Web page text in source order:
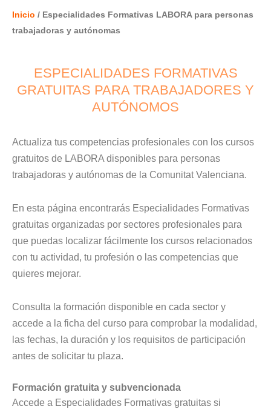
Inicio / Especialidades Formativas LABORA para personas
trabajadoras y autónomas
ESPECIALIDADES FORMATIVAS
GRATUITAS PARA TRABAJADORES Y
AUTÓNOMOS
Actualiza tus competencias profesionales con los cursos
gratuitos de LABORA disponibles para personas
trabajadoras y autónomas de la Comunitat Valenciana.
En esta página encontrarás Especialidades Formativas
gratuitas organizadas por sectores profesionales para
que puedas localizar fácilmente los cursos relacionados
con tu actividad, tu profesión o las competencias que
quieres mejorar.
Consulta la formación disponible en cada sector y
accede a la ficha del curso para comprobar la modalidad,
las fechas, la duración y los requisitos de participación
antes de solicitar tu plaza.
Formación gratuita y subvencionada
Accede a Especialidades Formativas gratuitas si